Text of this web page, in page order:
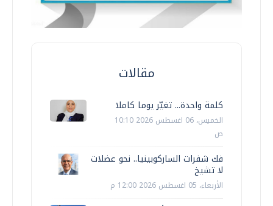
مقالات
كلمة واحدة... تغيّر يوما كاملا
الخميس، 06 اغسطس 2026 10:10
ص
فك شفرات الساركوبينيا.. نحو عضلات
لا تشيخ
الأربعاء، 05 اغسطس 2026 12:00 م